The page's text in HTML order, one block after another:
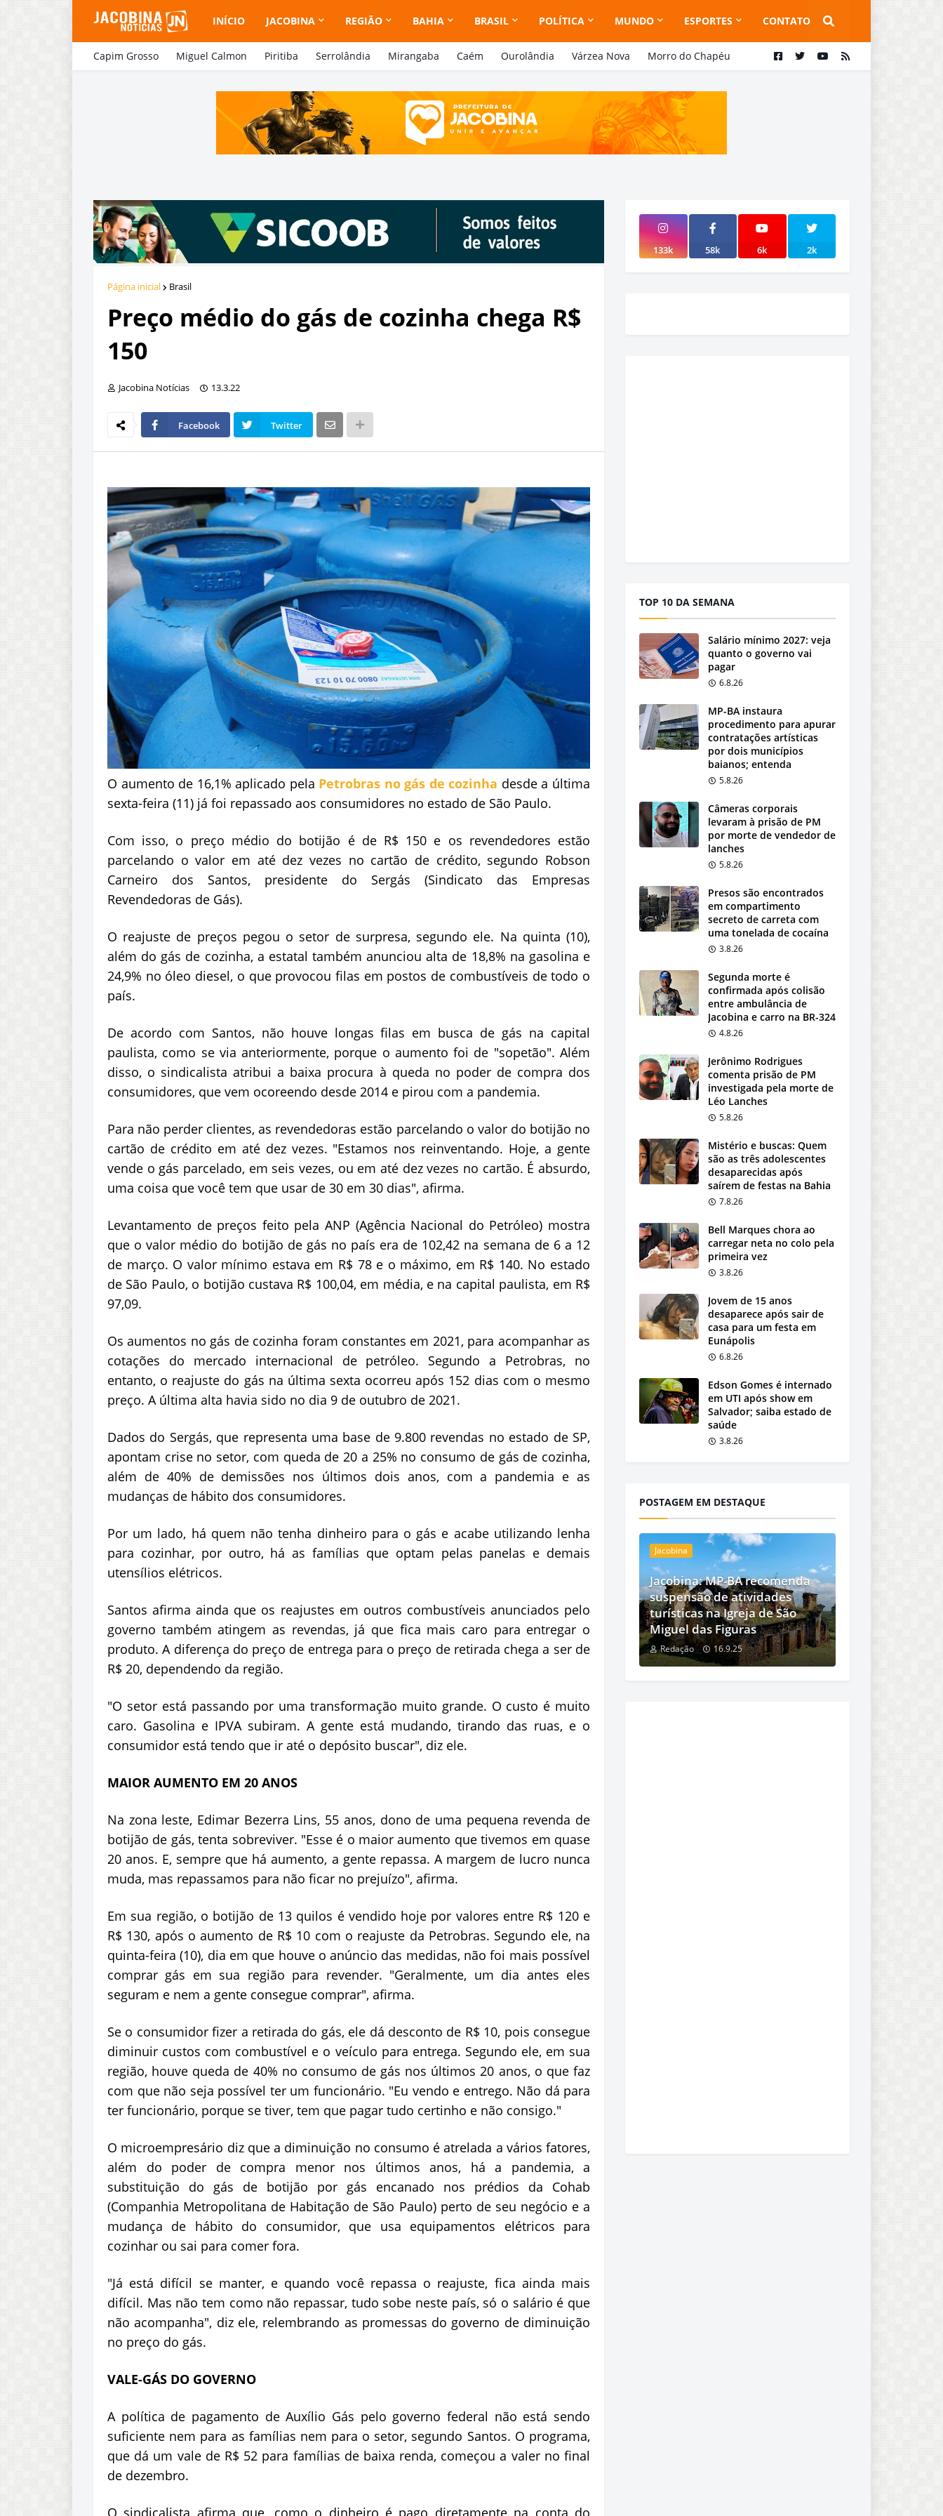
INÍCIO JACOBINA REGIÃO BAHIA BRASIL POLÍTICA MUNDO ESPORTES CONTATO
Capim Grosso Miguel Calmon Piritiba Serrolândia Mirangaba Caém Ourolândia Várzea Nova Morro do Chapéu
Página inicial Brasil
Preço médio do gás de cozinha chega R$
150
Jacobina Notícias 13.3.22
Facebook Twitter
O aumento de 16,1% aplicado pela Petrobras no gás de cozinha desde a última
sexta-feira (11) já foi repassado aos consumidores no estado de São Paulo.
Com isso, o preço médio do botijão é de R$ 150 e os revendedores estão
parcelando o valor em até dez vezes no cartão de crédito, segundo Robson
Carneiro dos Santos, presidente do Sergás (Sindicato das Empresas
Revendedoras de Gás).
O reajuste de preços pegou o setor de surpresa, segundo ele. Na quinta (10),
além do gás de cozinha, a estatal também anunciou alta de 18,8% na gasolina e
24,9% no óleo diesel, o que provocou filas em postos de combustíveis de todo o
país.
De acordo com Santos, não houve longas filas em busca de gás na capital
paulista, como se via anteriormente, porque o aumento foi de "sopetão". Além
disso, o sindicalista atribui a baixa procura à queda no poder de compra dos
consumidores, que vem ocoreendo desde 2014 e pirou com a pandemia.
Para não perder clientes, as revendedoras estão parcelando o valor do botijão no
cartão de crédito em até dez vezes. "Estamos nos reinventando. Hoje, a gente
vende o gás parcelado, em seis vezes, ou em até dez vezes no cartão. É absurdo,
uma coisa que você tem que usar de 30 em 30 dias", afirma.
Levantamento de preços feito pela ANP (Agência Nacional do Petróleo) mostra
que o valor médio do botijão de gás no país era de 102,42 na semana de 6 a 12
de março. O valor mínimo estava em R$ 78 e o máximo, em R$ 140. No estado
de São Paulo, o botijão custava R$ 100,04, em média, e na capital paulista, em R$
97,09.
Os aumentos no gás de cozinha foram constantes em 2021, para acompanhar as
cotações do mercado internacional de petróleo. Segundo a Petrobras, no
entanto, o reajuste do gás na última sexta ocorreu após 152 dias com o mesmo
preço. A última alta havia sido no dia 9 de outubro de 2021.
Dados do Sergás, que representa uma base de 9.800 revendas no estado de SP,
apontam crise no setor, com queda de 20 a 25% no consumo de gás de cozinha,
além de 40% de demissões nos últimos dois anos, com a pandemia e as
mudanças de hábito dos consumidores.
Por um lado, há quem não tenha dinheiro para o gás e acabe utilizando lenha
para cozinhar, por outro, há as famílias que optam pelas panelas e demais
utensílios elétricos.
Santos afirma ainda que os reajustes em outros combustíveis anunciados pelo
governo também atingem as revendas, já que fica mais caro para entregar o
produto. A diferença do preço de entrega para o preço de retirada chega a ser de
R$ 20, dependendo da região.
"O setor está passando por uma transformação muito grande. O custo é muito
caro. Gasolina e IPVA subiram. A gente está mudando, tirando das ruas, e o
consumidor está tendo que ir até o depósito buscar", diz ele.
MAIOR AUMENTO EM 20 ANOS
Na zona leste, Edimar Bezerra Lins, 55 anos, dono de uma pequena revenda de
botijão de gás, tenta sobreviver. "Esse é o maior aumento que tivemos em quase
20 anos. E, sempre que há aumento, a gente repassa. A margem de lucro nunca
muda, mas repassamos para não ficar no prejuízo", afirma.
Em sua região, o botijão de 13 quilos é vendido hoje por valores entre R$ 120 e
R$ 130, após o aumento de R$ 10 com o reajuste da Petrobras. Segundo ele, na
quinta-feira (10), dia em que houve o anúncio das medidas, não foi mais possível
comprar gás em sua região para revender. "Geralmente, um dia antes eles
seguram e nem a gente consegue comprar", afirma.
Se o consumidor fizer a retirada do gás, ele dá desconto de R$ 10, pois consegue
diminuir custos com combustível e o veículo para entrega. Segundo ele, em sua
região, houve queda de 40% no consumo de gás nos últimos 20 anos, o que faz
com que não seja possível ter um funcionário. "Eu vendo e entrego. Não dá para
ter funcionário, porque se tiver, tem que pagar tudo certinho e não consigo."
O microempresário diz que a diminuição no consumo é atrelada a vários fatores,
além do poder de compra menor nos últimos anos, há a pandemia, a
substituição do gás de botijão por gás encanado nos prédios da Cohab
(Companhia Metropolitana de Habitação de São Paulo) perto de seu negócio e a
mudança de hábito do consumidor, que usa equipamentos elétricos para
cozinhar ou sai para comer fora.
"Já está difícil se manter, e quando você repassa o reajuste, fica ainda mais
difícil. Mas não tem como não repassar, tudo sobe neste país, só o salário é que
não acompanha", diz ele, relembrando as promessas do governo de diminuição
no preço do gás.
VALE-GÁS DO GOVERNO
A política de pagamento de Auxílio Gás pelo governo federal não está sendo
suficiente nem para as famílias nem para o setor, segundo Santos. O programa,
que dá um vale de R$ 52 para famílias de baixa renda, começou a valer no final
de dezembro.
133k 58k 6k 2k
TOP 10 DA SEMANA
Salário mínimo 2027: veja
quanto o governo vai
pagar
6.8.26
MP-BA instaura
procedimento para apurar
contratações artísticas
por dois municípios
baianos; entenda
5.8.26
Câmeras corporais
levaram à prisão de PM
por morte de vendedor de
lanches
5.8.26
Presos são encontrados
em compartimento
secreto de carreta com
uma tonelada de cocaína
3.8.26
Segunda morte é
confirmada após colisão
entre ambulância de
Jacobina e carro na BR-324
4.8.26
Jerônimo Rodrigues
comenta prisão de PM
investigada pela morte de
Léo Lanches
5.8.26
Mistério e buscas: Quem
são as três adolescentes
desaparecidas após
saírem de festas na Bahia
7.8.26
Bell Marques chora ao
carregar neta no colo pela
primeira vez
3.8.26
Jovem de 15 anos
desaparece após sair de
casa para um festa em
Eunápolis
6.8.26
Edson Gomes é internado
em UTI após show em
Salvador; saiba estado de
saúde
3.8.26
POSTAGEM EM DESTAQUE
Jacobina
Jacobina: MP-BA recomenda
suspensão de atividades
turísticas na Igreja de São
Miguel das Figuras
Redação 16.9.25